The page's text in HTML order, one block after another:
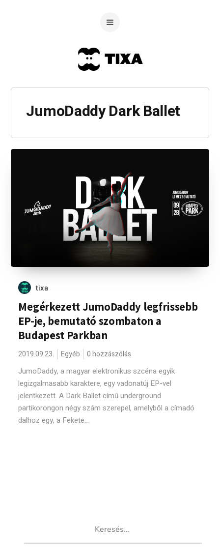
JumoDaddy Dark Ballet
tixa
Megérkezett JumoDaddy legfrissebb
EP-je, bemutató szombaton a
Budapest Parkban
2019.09.23. Egyéb 0 hozzászólás
JumoDaddy, a magyar elektronikus szcéna egyik
legizgalmasabb karaktere, egy vadonatúj EP-vel
jelentkezett. A Dark Ballet című underground
partikorongon négy szám szerepel, amelyből a címadó
dalhoz egy, a Fekete...